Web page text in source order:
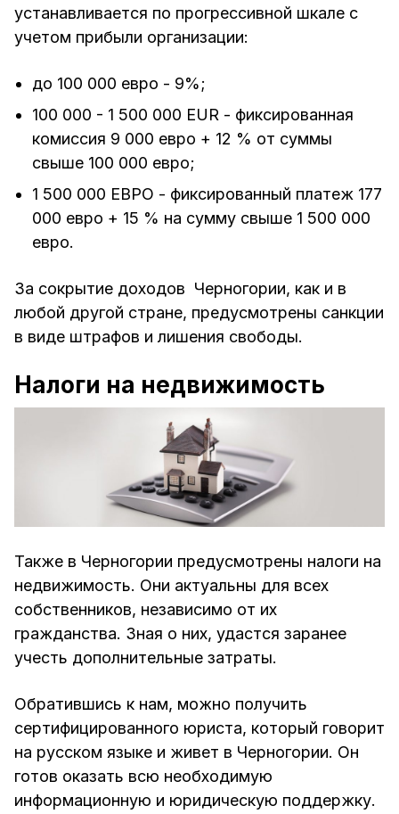
устанавливается по прогрессивной шкале с
учетом прибыли организации:
до 100 000 евро - 9%;
100 000 - 1 500 000 EUR - фиксированная
комиссия 9 000 евро + 12 % от суммы
свыше 100 000 евро;
1 500 000 ЕВРО - фиксированный платеж 177
000 евро + 15 % на сумму свыше 1 500 000
евро.
За сокрытие доходов Черногории, как и в
любой другой стране, предусмотрены санкции
в виде штрафов и лишения свободы.
Налоги на недвижимость
Также в Черногории предусмотрены налоги на
недвижимость. Они актуальны для всех
собственников, независимо от их
гражданства. Зная о них, удастся заранее
учесть дополнительные затраты.
Обратившись к нам, можно получить
сертифицированного юриста, который говорит
на русском языке и живет в Черногории. Он
готов оказать всю необходимую
информационную и юридическую поддержку.